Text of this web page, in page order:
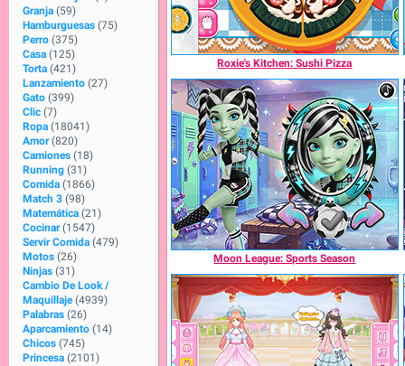
Granja (59)
Hamburguesas (75)
Perro (375)
Casa (125)
Torta (421)
Lanzamiento (27)
Gato (399)
Clic (7)
Ropa (18041)
Amor (820)
Camiones (18)
Running (31)
Comida (1866)
Match 3 (98)
Matemática (21)
Cocinar (1547)
Servir Comida (479)
Motos (26)
Ninjas (31)
Cambio De Look /
Maquillaje (4939)
Palabras (26)
Aparcamiento (14)
Chicos (745)
Princesa (2101)
Roxie's Kitchen: Sushi Pizza
Moon League: Sports Season